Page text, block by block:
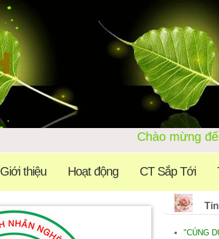
Chào
Giới thiệu Hoạt động CT Sắp Tới
"CÚNG